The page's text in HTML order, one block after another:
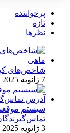
پرخواننده
تازه
نظرها
شاخص‌های
7 ژانویه 2025
سیستم
تماس‌گیرندگان
3 ژانویه 2025